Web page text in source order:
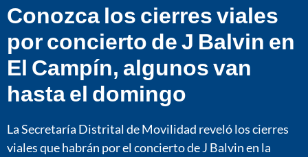
Conozca los cierres viales
por concierto de J Balvin en
El Campín, algunos van
hasta el domingo
La Secretaría Distrital de Movilidad reveló los cierres
viales que habrán por el concierto de J Balvin en la